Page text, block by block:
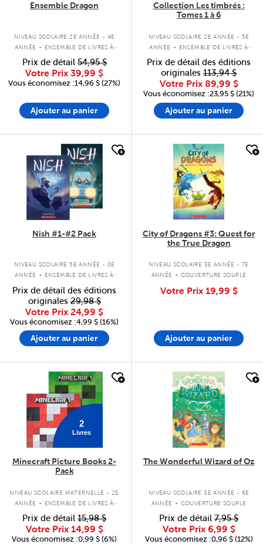
Ensemble Dragon
NIVEAU SCOLAIRE 2E ANNÉE - 4E
ANNÉE . ENSEMBLE DE LIVRES À
COUVERTURE SOUPLE
Prix de détail54,95 $
Votre Prix 39,99 $
Vous économisez :14,96 $ (27%)
Ajouter au panier
Collection Les timbrés :
Tomes 1 à 6
NIVEAU SCOLAIRE 2E ANNÉE - 5E
ANNÉE . ENSEMBLE DE LIVRES À
COUVERTURE SOUPLE
Prix de détail des éditions
originales 113,94 $
Votre Prix 89,99 $
Vous économisez :23,95 $ (21%)
Ajouter au panier
quick look
Nish #1-#2 Pack
NIVEAU SCOLAIRE 5E ANNÉE - 8E
ANNÉE . ENSEMBLE DE LIVRES À
Prix de détail des éditions
originales29,98 $
Votre Prix 24,99 $
Vous économisez :4,99 $ (16%)
Ajouter au panier
quick look
City of Dragons #3: Quest for
the True Dragon
NIVEAU SCOLAIRE 3E ANNÉE - 7E
ANNÉE . COUVERTURE SOUPLE
Votre Prix 19,99 $
Ajouter au panier
quick look
2
Livres
Minecraft Picture Books 2-
Pack
NIVEAU SCOLAIRE MATERNELLE - 2E
ANNÉE . ENSEMBLE DE LIVRES À
COUVERTURE SOUPLE
Prix de détail 15,98 $
Votre Prix 14,99 $
Vous économisez :0,99 $ (6%)
quick look
The Wonderful Wizard of Oz
NIVEAU SCOLAIRE 3E ANNÉE - 6E
ANNÉE . COUVERTURE SOUPLE
Prix de détail 7,95 $
Votre Prix 6,99 $
Vous économisez :0,96 $ (12%)